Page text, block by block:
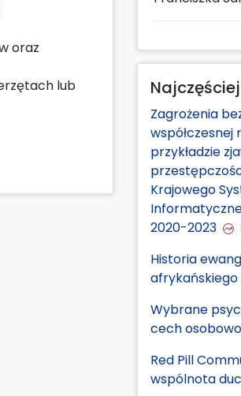
oraz
lub
Zagrożenia
współczesnej
przykładzie
Krajowego
2020-2023
Historia
afrykańskiego
Wybrane
cech
Red Pill
wspólnota